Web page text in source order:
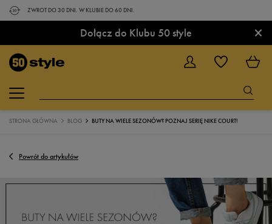
ZWROT DO 30 DNI. W KLUBIE DO 60 DNI.
Dołącz do Klubu 50 style ×
STRONA GŁÓWNA BLOG BUTY NA WIELE SEZONÓW? POZNAJ SERIĘ NIKE COURT!
Powrót do artykułów